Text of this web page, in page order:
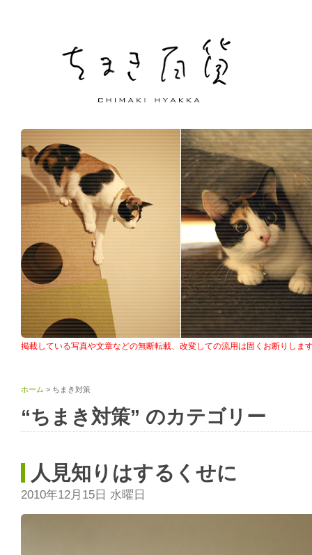
掲載している写真や文章などの無断転載、改変しての流用は固くお断りしま
ホーム > ちまき対策
“ちまき対策” のカテゴリー
人見知りはするくせに
2010年12月15日 水曜日